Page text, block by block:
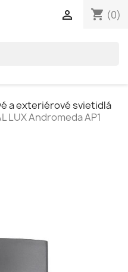
shopping_cart (0)

a exteriérové svietidlá
LUX Andromeda AP1